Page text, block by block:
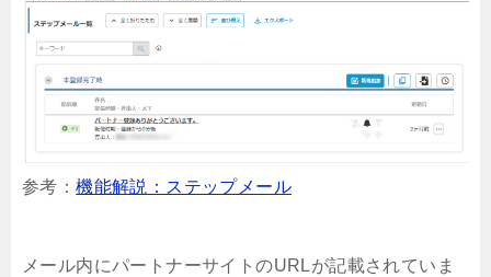
参考：機能解説：ステップメール
メール内にパートナーサイトのURLが記載されていま